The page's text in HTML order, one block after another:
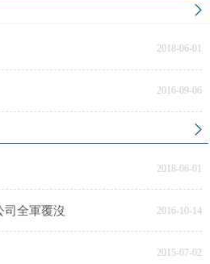
2018-06-01
2016-09-06
2018-06-01
司全軍覆沒 2016-10-14
2015-07-02